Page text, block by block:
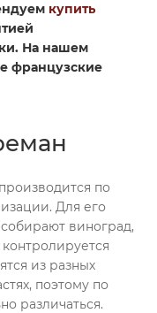
купить
На нашем
французские
по
Для его
виноград,
из разных
поэтому по
различаться.